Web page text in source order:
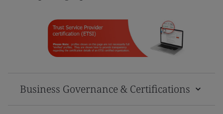
Business Governance & Certifications